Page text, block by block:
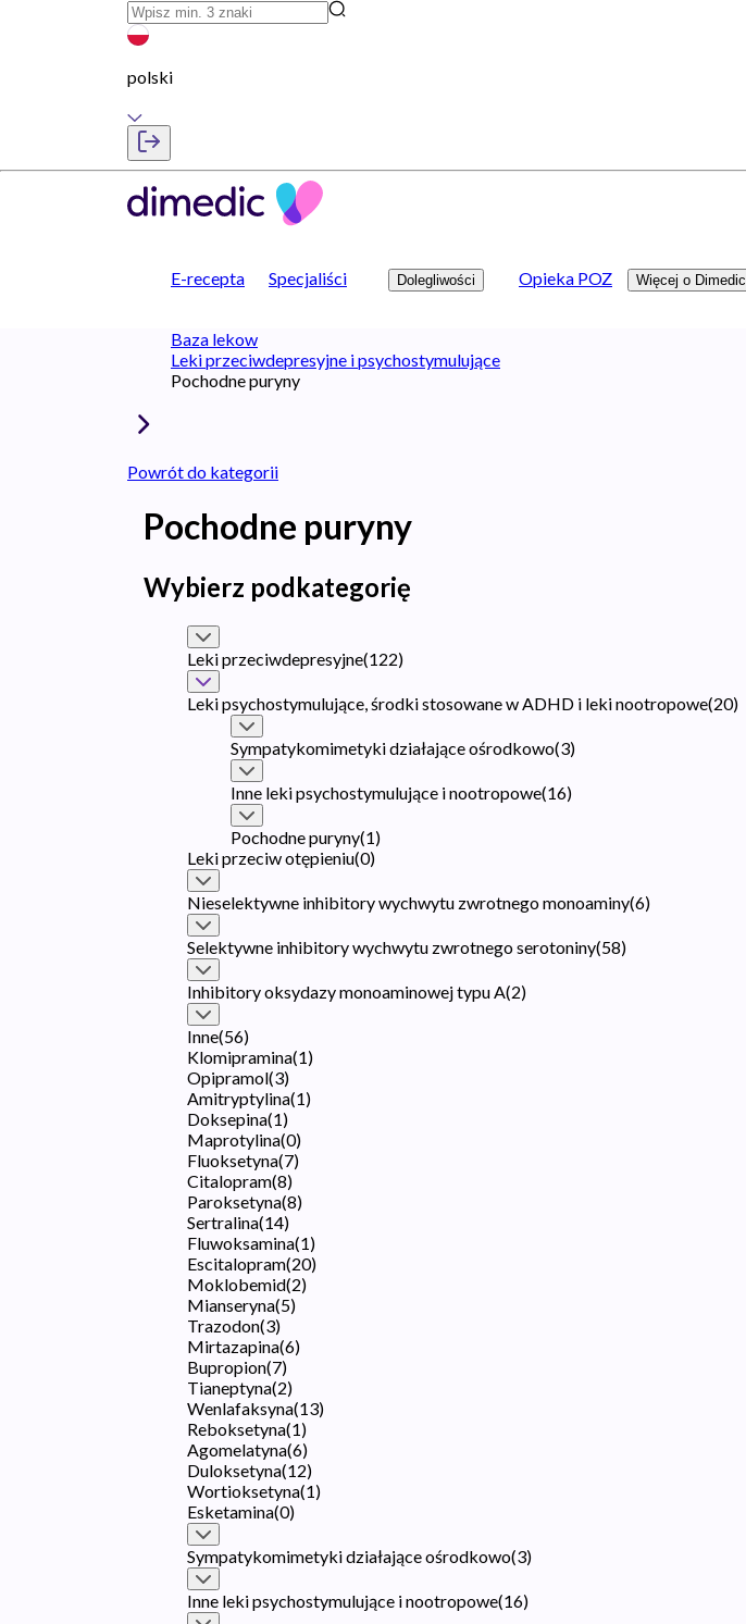
polski
E-recepta Specjaliści Dolegliwości Opieka POZ Więcej o Dimedic
Baza lekow
Leki przeciwdepresyjne i psychostymulujące
Pochodne puryny
Powrót do kategorii
Pochodne puryny
Wybierz podkategorię
Leki przeciwdepresyjne(122)
Leki psychostymulujące, środki stosowane w ADHD i leki nootropowe(20)
Sympatykomimetyki działające ośrodkowo(3)
Inne leki psychostymulujące i nootropowe(16)
Pochodne puryny(1)
Leki przeciw otępieniu(0)
Nieselektywne inhibitory wychwytu zwrotnego monoaminy(6)
Selektywne inhibitory wychwytu zwrotnego serotoniny(58)
Inhibitory oksydazy monoaminowej typu A(2)
Inne(56)
Klomipramina(1)
Opipramol(3)
Amitryptylina(1)
Doksepina(1)
Maprotylina(0)
Fluoksetyna(7)
Citalopram(8)
Paroksetyna(8)
Sertralina(14)
Fluwoksamina(1)
Escitalopram(20)
Moklobemid(2)
Mianseryna(5)
Trazodon(3)
Mirtazapina(6)
Bupropion(7)
Tianeptyna(2)
Wenlafaksyna(13)
Reboksetyna(1)
Agomelatyna(6)
Duloksetyna(12)
Wortioksetyna(1)
Esketamina(0)
Sympatykomimetyki działające ośrodkowo(3)
Inne leki psychostymulujące i nootropowe(16)